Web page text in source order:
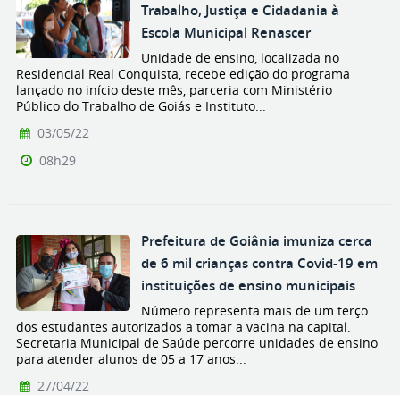
Trabalho, Justiça e Cidadania à
Escola Municipal Renascer
Unidade de ensino, localizada no
Residencial Real Conquista, recebe edição do programa
lançado no início deste mês, parceria com Ministério
Público do Trabalho de Goiás e Instituto...
03/05/22
08h29
Prefeitura de Goiânia imuniza cerca
de 6 mil crianças contra Covid-19 em
instituições de ensino municipais
Número representa mais de um terço
dos estudantes autorizados a tomar a vacina na capital.
Secretaria Municipal de Saúde percorre unidades de ensino
para atender alunos de 05 a 17 anos...
27/04/22